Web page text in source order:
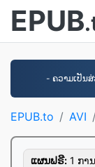
EPUB
- ຄວາມເປັນສ່
EPUB.to AVI
ແຜນຟຣີ: 1 ກາ